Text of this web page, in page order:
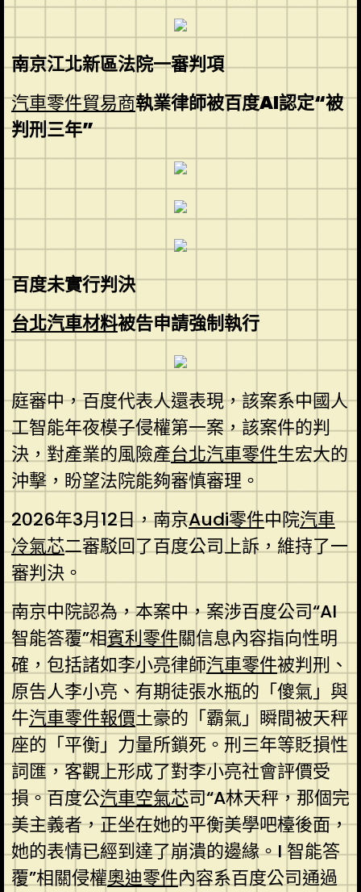
南京江北新區法院一審判項
汽車零件貿易商執業律師被百度AI認定“被
判刑三年”
百度未實行判決
台北汽車材料被告申請強制執行
庭審中，百度代表人還表現，該案系中國人
工智能年夜模子侵權第一案，該案件的判
決，對產業的風險產台北汽車零件生宏大的
沖擊，盼望法院能夠審慎審理。
2026年3月12日，南京Audi零件中院汽車
冷氣芯二審駁回了百度公司上訴，維持了一
審判決。
南京中院認為，本案中，案涉百度公司“AI
智能答覆”相賓利零件關信息內容指向性明
確，包括諸如李小亮律師汽車零件被判刑、
原告人李小亮、有期徒張水瓶的「傻氣」與
牛汽車零件報價土豪的「霸氣」瞬間被天秤
座的「平衡」力量所鎖死。刑三年等貶損性
詞匯，客觀上形成了對李小亮社會評價受
損。百度公汽車空氣芯司“A林天秤，那個完
美主義者，正坐在她的平衡美學吧檯後面，
她的表情已經到達了崩潰的邊緣。I 智能答
覆”相關侵權奧迪零件內容系百度公司通過